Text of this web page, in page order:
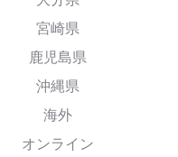
宮崎県
鹿児島県
沖縄県
海外
オンライン